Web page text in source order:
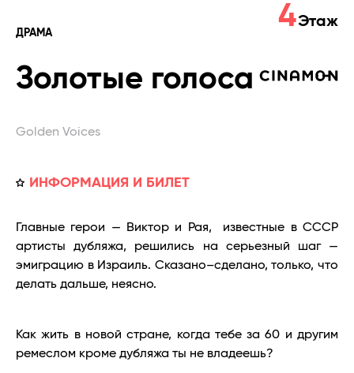
ДРАМА
Золотые голоса
Golden Voices
ИНФОРМАЦИЯ И БИЛЕТ
4Этаж
Главные герои — Виктор и Рая, известные в СССР
артисты дубляжа, решились на серьезный шаг —
эмиграцию в Израиль. Сказано–сделано, только, что
делать дальше, неясно.
Как жить в новой стране, когда тебе за 60 и другим
ремеслом кроме дубляжа ты не владеешь?